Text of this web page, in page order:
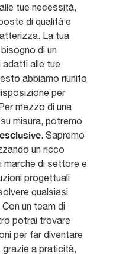
tue necessità,
di qualità e
La tua
di un
alle tue
abbiamo riunito
per
mezzo di una
misura, potremo
. Sapremo
un ricco
marche di settore e
progettuali
qualsiasi
un team di
potrai trovare
per far diventare
a praticità,